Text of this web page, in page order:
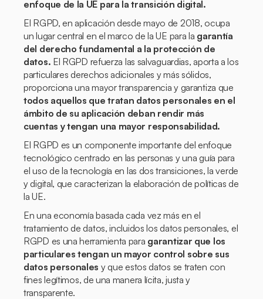
enfoque de la UE para la transición digital.
El RGPD, en aplicación desde mayo de 2018, ocupa
un lugar central en el marco de la UE para la garantía
del derecho fundamental a la protección de
datos. El RGPD refuerza las salvaguardias, aporta a los
particulares derechos adicionales y más sólidos,
proporciona una mayor transparencia y garantiza que
todos aquellos que tratan datos personales en el
ámbito de su aplicación deban rendir más
cuentas y tengan una mayor responsabilidad.
El RGPD es un componente importante del enfoque
tecnológico centrado en las personas y una guía para
el uso de la tecnología en las dos transiciones, la verde
y digital, que caracterizan la elaboración de políticas de
la UE.
En una economía basada cada vez más en el
tratamiento de datos, incluidos los datos personales, el
RGPD es una herramienta para garantizar que los
particulares tengan un mayor control sobre sus
datos personales y que estos datos se traten con
fines legítimos, de una manera lícita, justa y
transparente.